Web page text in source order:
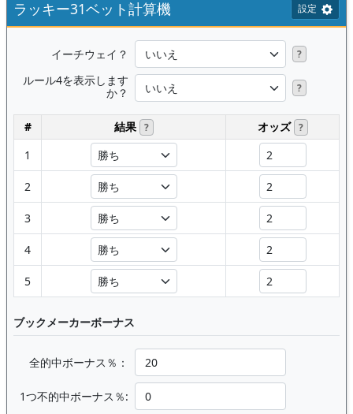
ラッキー31ベット計算機 設定
イーチウェイ？ ?
ルール4を表示します
か？
?
# 結果 ? オッズ ?
1
2
3
4
5
ブックメーカーボーナス
全的中ボーナス％：
1つ不的中ボーナス％: